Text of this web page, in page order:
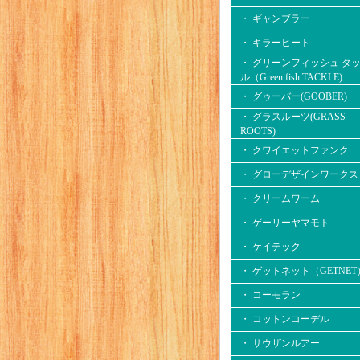
・ ギャンブラー
・ キラーヒート
・ グリーンフィッシュ タ
ル（Green fish TACKLE)
・ グゥーバー(GOOBER)
・ グラスルーツ(GRASS
ROOTS)
・ クワイエットファンク
・ グローデザインワークス
・ クリームワーム
・ ゲーリーヤマモト
・ ケイテック
・ ゲットネット（GETNET
・ コーモラン
・ コットンコーデル
・ サウザンルアー